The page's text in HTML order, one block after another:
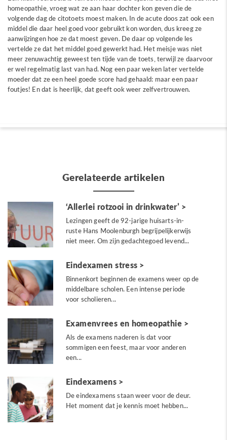
homeopathie, vroeg wat ze aan haar dochter kon geven die de
volgende dag de citotoets moest maken. In de acute doos zat ook een
middel die daar heel goed voor gebruikt kon worden, dus kreeg ze
aanwijzingen hoe ze dat moest geven. De daar op volgende les
vertelde ze dat het middel goed gewerkt had. Het meisje was niet
meer zenuwachtig geweest ten tijde van de toets, terwijl ze daarvoor
er wel regelmatig last van had. Nog een paar weken later vertelde
moeder dat ze een heel goede score had gehaald: maar een paar
foutjes! En dat is heerlijk, dat geeft ook weer zelfvertrouwen.
Gerelateerde artikelen
‘Allerlei rotzooi in drinkwater’
Lezingen geeft de 92-jarige huisarts-in-
ruste Hans Moolenburgh begrijpelijkerwijs
niet meer. Om zijn gedachtegoed levend...
Eindexamen stress
Binnenkort beginnen de examens weer op de
middelbare scholen. Een intense periode
voor scholieren...
Examenvrees en homeopathie
Als de examens naderen is dat voor
sommigen een feest, maar voor anderen
een...
Eindexamens
De eindexamens staan weer voor de deur.
Het moment dat je kennis moet hebben...